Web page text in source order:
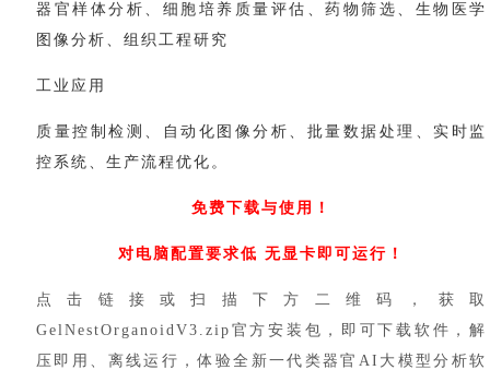
器官样体分析、细胞培养质量评估、药物筛选、生物医学
图像分析、组织工程研究
工业应用
质量控制检测、自动化图像分析、批量数据处理、实时监
控系统、生产流程优化。
免费下载与使用！
对电脑配置要求低 无显卡即可运行！
点击 链接或扫描下方二维码，获取
GelNestOrganoidV3.zip官方安装包，即可下载软件，解
压即用、离线运行，体验全新一代类器官AI大模型分析软